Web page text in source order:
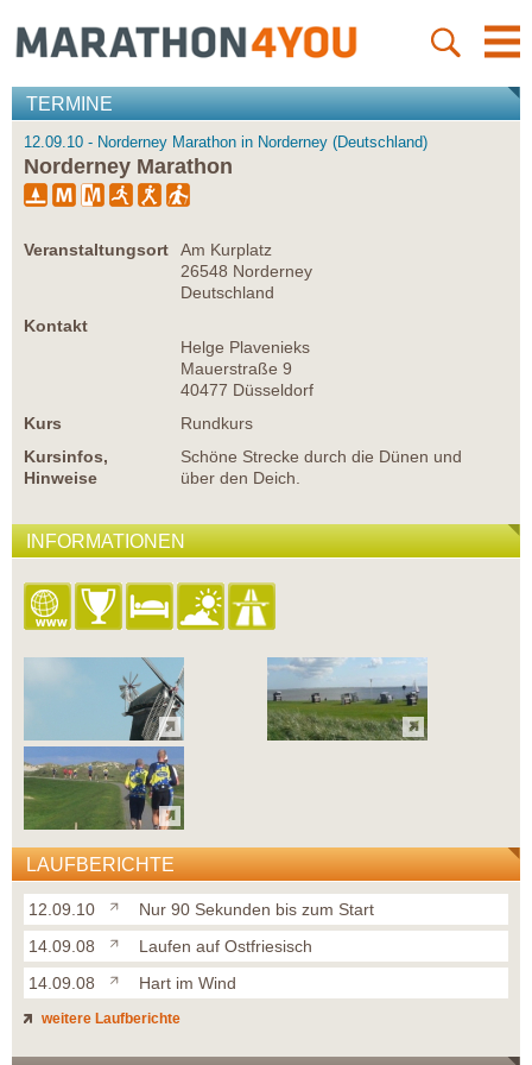
TERMINE
12.09.10 - Norderney Marathon in Norderney (Deutschland)
Norderney Marathon
Veranstaltungsort
Am Kurplatz
26548 Norderney
Deutschland
Kontakt
Helge Plavenieks
Mauerstraße 9
40477 Düsseldorf
Kurs
Rundkurs
Kursinfos,
Hinweise
Schöne Strecke durch die Dünen und
über den Deich.
INFORMATIONEN
LAUFBERICHTE
12.09.10
Nur 90 Sekunden bis zum Start
14.09.08
Laufen auf Ostfriesisch
14.09.08
Hart im Wind
weitere Laufberichte